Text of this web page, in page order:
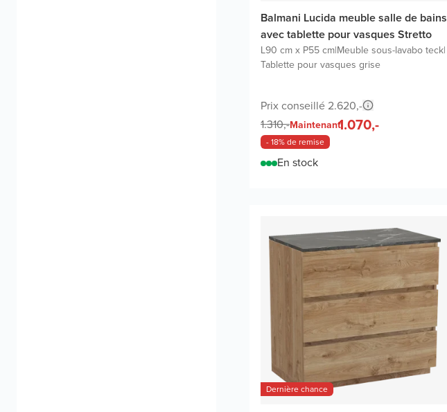
Balmani Lucida meuble salle de bains
avec tablette pour vasques Stretto
L90 cm x P55 cm|Meuble sous-lavabo teck|
Tablette pour vasques grise
Prix conseillé 2.620,-
1.310,-Maintenant1.070,-
- 18% de remise
En stock
Dernière chance